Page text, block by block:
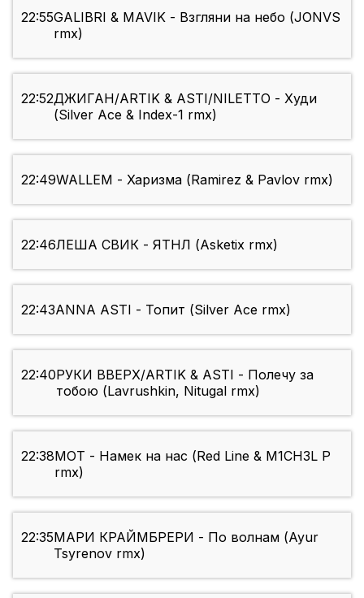
22:55GALIBRI & MAVIK - Взгляни на небо (JONVS
rmx)
22:52ДЖИГАН/ARTIK & ASTI/NILETTO - Худи
(Silver Ace & Index-1 rmx)
22:49WALLEM - Харизма (Ramirez & Pavlov rmx)
22:46ЛEША СВИК - ЯТНЛ (Asketix rmx)
22:43ANNA ASTI - Топит (Silver Ace rmx)
22:40РУКИ ВВЕРХ/ARTIK & ASTI - Полечу за
тобою (Lavrushkin, Nitugal rmx)
22:38МОТ - Намек на нас (Red Line & M1CH3L P
rmx)
22:35МАРИ КРАЙМБРЕРИ - По волнам (Ayur
Tsyrenov rmx)